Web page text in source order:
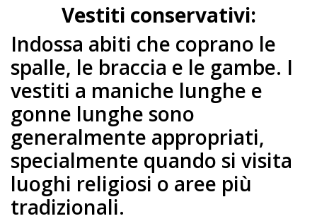
Vestiti conservativi:
Indossa abiti che coprano le
spalle, le braccia e le gambe. I
vestiti a maniche lunghe e
gonne lunghe sono
generalmente appropriati,
specialmente quando si visita
luoghi religiosi o aree più
tradizionali.